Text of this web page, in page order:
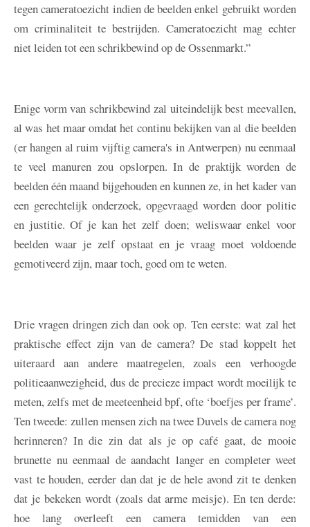
tegen cameratoezicht indien de beelden enkel gebruikt worden
om criminaliteit te bestrijden. Cameratoezicht mag echter
niet leiden tot een schrikbewind op de Ossenmarkt.”
Enige vorm van schrikbewind zal uiteindelijk best meevallen,
al was het maar omdat het continu bekijken van al die beelden
(er hangen al ruim vijftig camera's in Antwerpen) nu eenmaal
te veel manuren zou opslorpen. In de praktijk worden de
beelden één maand bijgehouden en kunnen ze, in het kader van
een gerechtelijk onderzoek, opgevraagd worden door politie
en justitie. Of je kan het zelf doen; weliswaar enkel voor
beelden waar je zelf opstaat en je vraag moet voldoende
gemotiveerd zijn, maar toch, goed om te weten.
Drie vragen dringen zich dan ook op. Ten eerste: wat zal het
praktische effect zijn van de camera? De stad koppelt het
uiteraard aan andere maatregelen, zoals een verhoogde
politieaanwezigheid, dus de precieze impact wordt moeilijk te
meten, zelfs met de meeteenheid bpf, ofte ‘boefjes per frame’.
Ten tweede: zullen mensen zich na twee Duvels de camera nog
herinneren? In die zin dat als je op café gaat, de mooie
brunette nu eenmaal de aandacht langer en completer weet
vast te houden, eerder dan dat je de hele avond zit te denken
dat je bekeken wordt (zoals dat arme meisje). En ten derde:
hoe lang overleeft een camera temidden van een